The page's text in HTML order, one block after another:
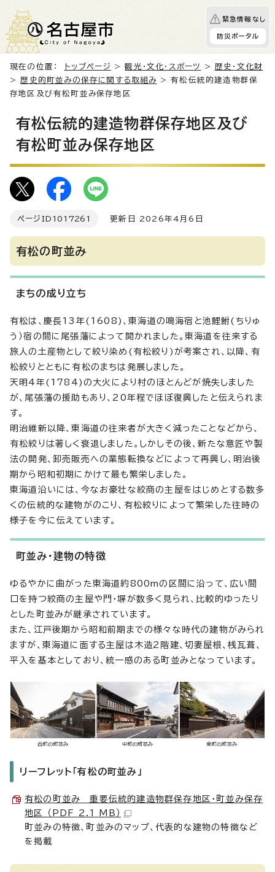
緊急情報なし
防災ポータル
現在の位置： トップページ >観光・文化・スポーツ >歴史・文化財
>歴史的町並みの保存に関する取組み > 有松伝統的建造物群保
存地区及び有松町並み保存地区
有松伝統的建造物群保存地区及び
有松町並み保存地区
ページID 1017261 更新日 2026年4月6日
有松の町並み
まちの成り立ち
有松は、慶長13年(1608)、東海道の鳴海宿と池鯉鮒(ちりゅ
う）宿の間に尾張藩によって開かれました。東海道を往来する
旅人の土産物として絞り染め(有松絞り)が考案され、以降、有
松絞りとともに有松のまちは発展しました。
天明4年(1784)の大火により村のほとんどが焼失しました
が、尾張藩の援助もあり、20年程でほぼ復興したと伝えられま
す。
明治維新以降、東海道の往来者が大きく減ったことなどから、
有松絞りは著しく衰退しました。しかしその後、新たな意匠や製
法の開発、卸売販売への業態転換などによって再興し、明治後
期から昭和初期にかけて最も繁栄しました。
東海道沿いには、今なお豪壮な絞商の主屋をはじめとする数多
くの伝統的な建物がのこり、有松絞りによって繁栄した往時の
様子を今に伝えています。
町並み・建物の特徴
ゆるやかに曲がった東海道約800mの区間に沿って、広い間
口を持つ絞商の主屋や門・塀が数多く見られ、比較的ゆったり
とした町並みが継承されています。
また、江戸後期から昭和前期までの様々な時代の建物がみられ
ますが、東海道に面する主屋は木造2階建、切妻屋根、桟瓦葺、
平入を基本としており、統一感のある町並みとなっています。
リーフレット「有松の町並み」
有松の町並み 重要伝統的建造物群保存地区・町並み保存
地区 （PDF 2.1 MB）
町並みの特徴、町並みのマップ、代表的な建物の特徴など
を掲載